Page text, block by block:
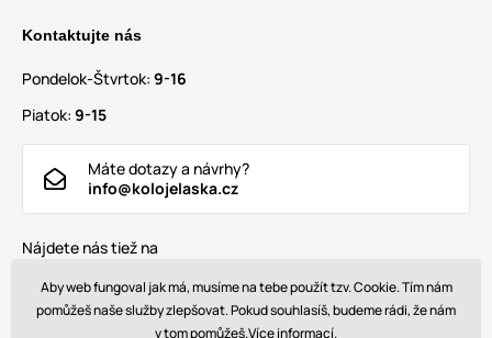
Kontaktujte nás
Pondelok-Štvrtok: 9-16
Piatok: 9-15
Máte dotazy a návrhy?
info@kolojelaska.cz
Nájdete nás tiež na
Aby web fungoval jak má, musíme na tebe použít tzv. Cookie. Tím nám
pomůžeš naše služby zlepšovat. Pokud souhlasíš, budeme rádi, že nám
v tom pomůžeš.Více informací.